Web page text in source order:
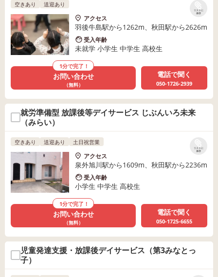
リストに
保存
空きあり 送迎あり
アクセス
羽後牛島駅から1262m、秋田駅から2626m
受入年齢
未就学 小学生 中学生 高校生
1分で完了！
お問い合わせ
（無料）
電話で聞く
050-1726-2939
就労準備型 放課後等デイサービス じぶんいろ未来
（みらい）
リストに
保存
空きあり 送迎あり 土日祝営業
アクセス
泉外旭川駅から1609m、秋田駅から2236m
受入年齢
小学生 中学生 高校生
1分で完了！
お問い合わせ
（無料）
電話で聞く
050-1725-6655
児童発達支援・放課後デイサービス（第3みなとっ
子）